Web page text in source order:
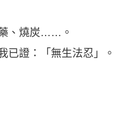
、燒炭……。
證：「無生法忍」。